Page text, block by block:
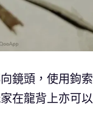
鏡頭，使用鉤
在龍背上亦可